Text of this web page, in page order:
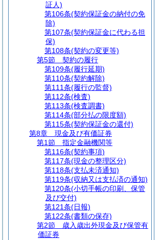
証人)
第106条(契約保証金の納付の免
除)
第107条(契約保証金に代わる担
保)
第108条(契約の変更等)
第5節
契約の履行
第109条(履行延期)
第110条(契約解除)
第111条(履行の監督)
第112条(検査)
第113条(検査調書)
第114条(部分払の限度額)
第115条(契約保証金の還付)
第8章
現金及び有価証券
第1節
指定金融機関等
第116条(契約事項)
第117条(現金の整理区分)
第118条(支払未済通知)
第119条(収納又は支払済の通知)
第120条(小切手帳の印刷、保管
及び交付)
第121条(日報)
第122条(書類の保存)
第2節
歳入歳出外現金及び保管有
価証券